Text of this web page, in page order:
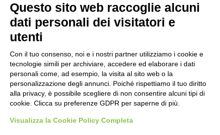
Anonimo italiano sec. XII , Iniziale C, Iniziale abitata, Santo
vescovo, San Nicola di Bari, Motivi decorativi fitomorfi
OGGETTO
LOCALIZZAZIONE
Questo sito web raccoglie alcuni
dati personali dei visitatori e
utenti
Con il tuo consenso, noi e i nostri partner utilizziamo i cookie e
tecnologie simili per archiviare, accedere ed elaborare i dati
personali come, ad esempio, la visita al sito web o la
personalizzazione degli annunci. Poiché rispettiamo il tuo diritto
alla privacy, è possibile scegliere di non consentire alcuni tipi di
cookie. Clicca su preferenze GDPR per saperne di più.
Visualizza la Cookie Policy Completa